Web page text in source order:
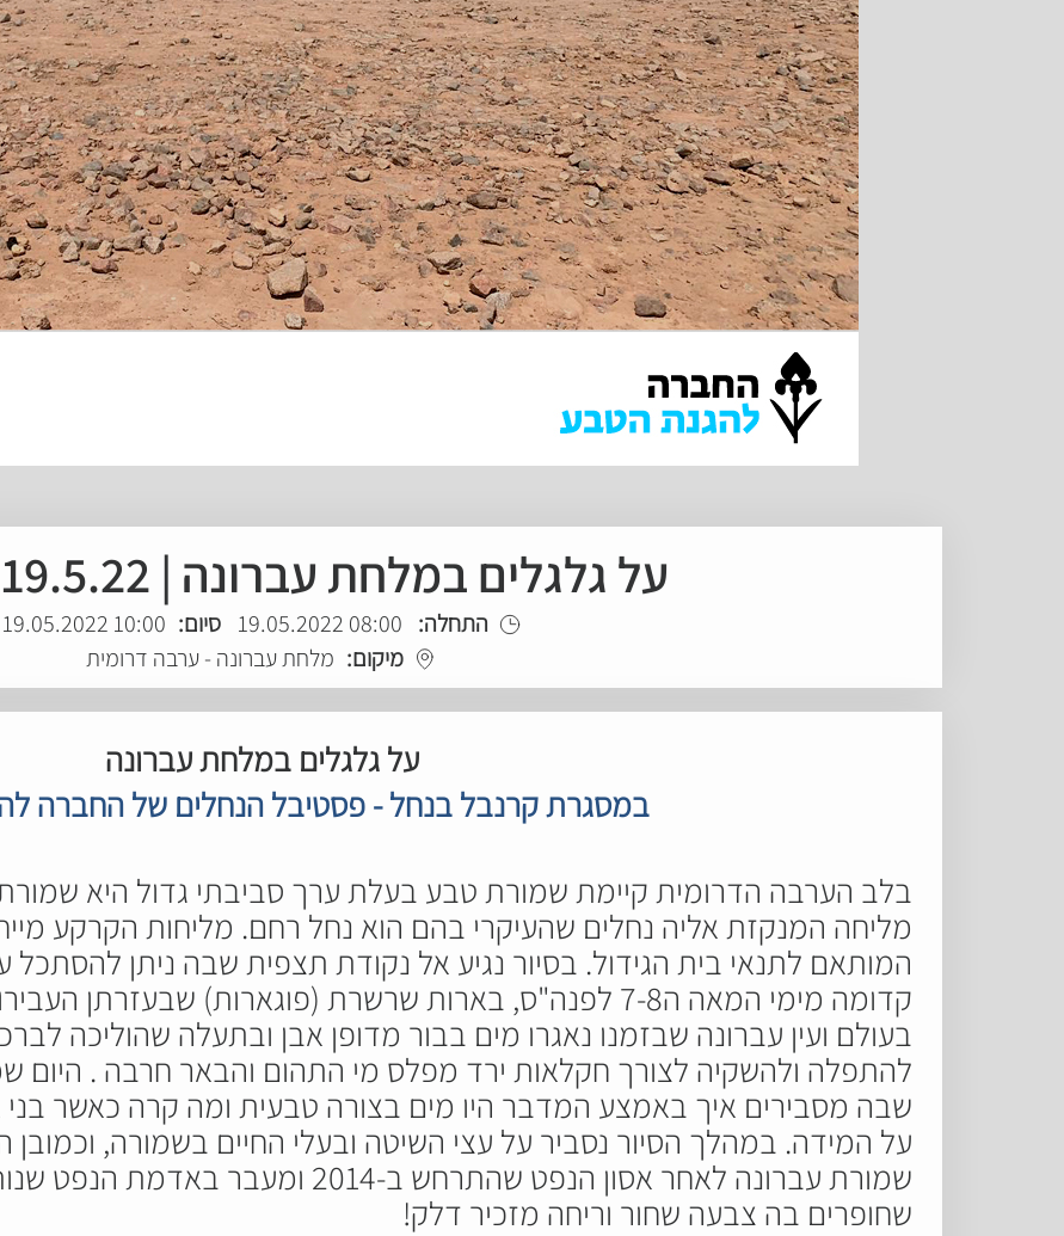
על גלגלים במלחת עברונה | 19.5.22 | חמישי
התחלה: 08:00 19.05.2022 סיום: 10:00 19.05.2022
מיקום: מלחת עברונה - ערבה דרומית
על גלגלים במלחת עברונה
במסגרת קרנבל בנחל - פסטיבל הנחלים של החברה
בלב הערבה הדרומית קיימת שמורת טבע בעלת ערך סביבתי גדול היא
מליחה המנקזת אליה נחלים שהעיקרי בהם הוא נחל רחם. מליחות הקרקע
המותאם לתנאי בית הגידול. בסיור נגיע אל נקודת תצפית שבה ניתן להסתכל
קדומה מימי המאה ה7-8 לפנה"ס, בארות שרשרת (פוגארות)
בעולם ועין עברונה שבזמנו נאגרו מים בבור מדופן אבן ובתעלה שהוליכה
להתפלה ולהשקיה לצורך חקלאות ירד מפלס מי התהום והבאר חרבה . היום
שבה מסבירים איך באמצע המדבר היו מים בצורה טבעית ומה קרה כאשר
על המידה. במהלך הסיור נסביר על עצי השיטה ובעלי החיים בשמורה,
שמורת עברונה לאחר אסון הנפט שהתרחש ב-
שחופרים בה צבעה שחור וריחה מזכיר דלק!